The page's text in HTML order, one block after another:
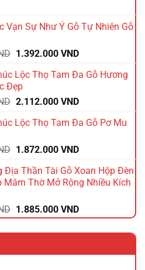
1.980.000 VND.là:
Vạn Sự Như Ý Gỗ Tự Nhiên Gỗ
Giá
là:
1.740.000 VND.
1.392.000 VNDGiá
tại
1.392.000 VND.
Lộc Thọ Tam Đa Gỗ Hương
Đẹp
Giá
là:
2.112.000 VNDGiá
tại
2.112.000 VND.
Lộc Thọ Tam Đa Gỗ Pơ Mu
Giá
là:
2.340.000 VND.
1.872.000 VNDGiá
tại
là:
Địa Thần Tài Gỗ Xoan Hộp Đèn
Mâm Thờ Mở Rộng Nhiều Kích
Giá
gốc
là:
1.885.000 VNDGiá
hiện
tại
1.885.000 VND.